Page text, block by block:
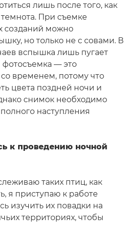
лишь после того, как
При съемке
созданий можно
но только не с совами. В
вспышка лишь пугает
— это
временем, потому что
цвета поздней ночи и
снимок необходимо
наступления
к проведению ночной
таких птиц, как
я приступаю к работе
изучить их повадки на
территориях, чтобы